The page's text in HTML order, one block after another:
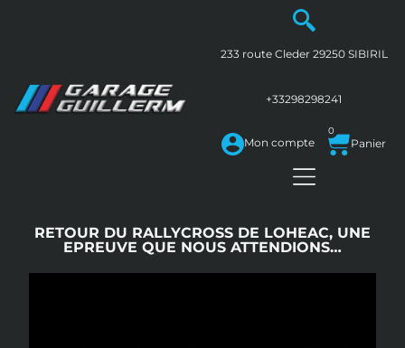
233 route Cleder 29250 SIBIRIL
+33298298241
Mon compte
0
RETOUR DU RALLYCROSS DE LOHEAC, UNE
EPREUVE QUE NOUS ATTENDIONS…